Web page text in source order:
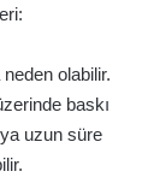
olabilir.
baskı
uzun süre